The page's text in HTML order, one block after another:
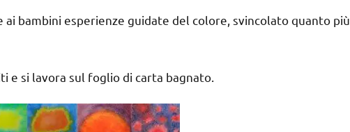
bambini esperienze guidate del colore, svincolato quanto più
e si lavora sul foglio di carta bagnato.